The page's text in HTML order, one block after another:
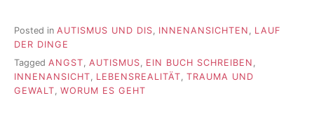
Posted in AUTISMUS UND DIS INNENANSICHTEN
LAUF
DER DINGE
Tagged ANGST, AUTISMUS, EIN BUCH SCHREIBEN ,
INNENANSICHT, LEBENSREALITÄT, TRAUMA UND
GEWALT, WORUM ES GEHT